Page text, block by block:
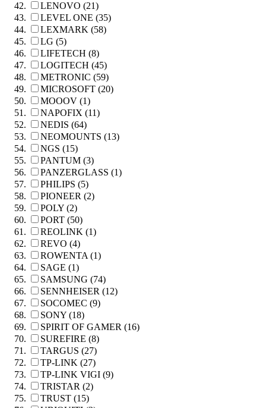
LENOVO (21)
LEVEL ONE (35)
LEXMARK (58)
LG (5)
LIFETECH (8)
LOGITECH (45)
METRONIC (59)
MICROSOFT (20)
MOOOV (1)
NAPOFIX (11)
NEDIS (64)
NEOMOUNTS (13)
NGS (15)
PANTUM (3)
PANZERGLASS (1)
PHILIPS (5)
PIONEER (2)
POLY (2)
PORT (50)
REOLINK (1)
REVO (4)
ROWENTA (1)
SAGE (1)
SAMSUNG (74)
SENNHEISER (12)
SOCOMEC (9)
SONY (18)
SPIRIT OF GAMER (16)
SUREFIRE (8)
TARGUS (27)
TP-LINK (27)
TP-LINK VIGI (9)
TRISTAR (2)
TRUST (15)